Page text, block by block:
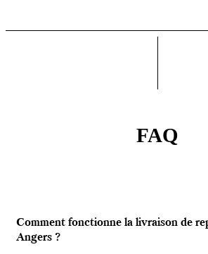
FAQ
Comment fonctionne la livraison de
Angers ?